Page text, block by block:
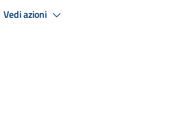
Vedi azioni